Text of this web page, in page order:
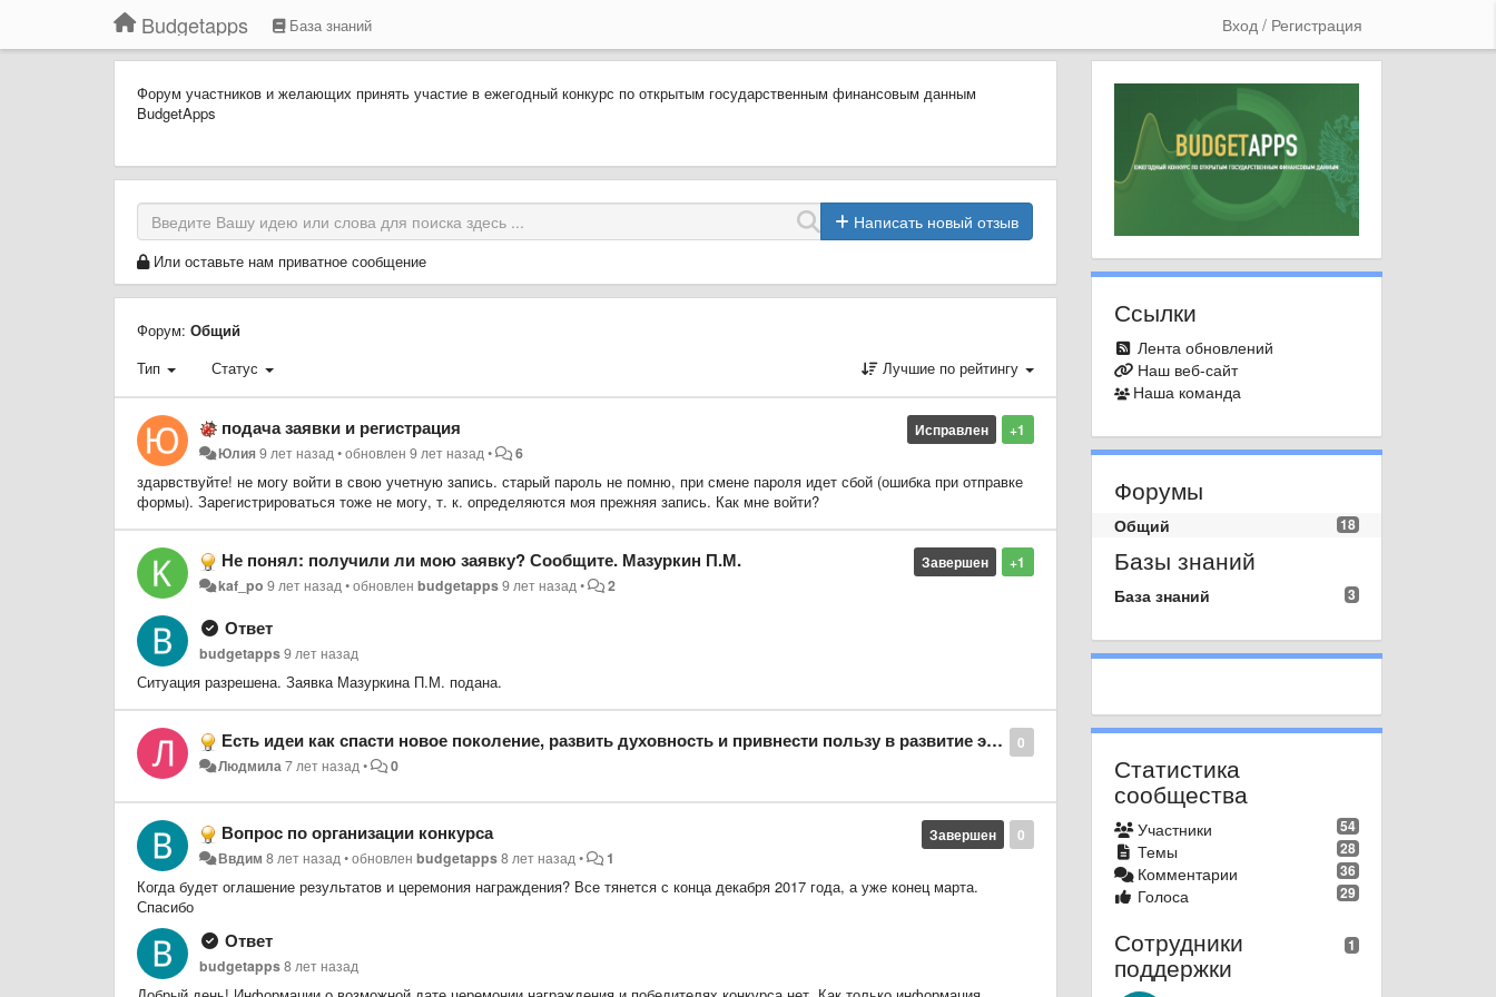
Budgetapps База знаний Вход / Регистрация
Форум участников и желающих принять участие в ежегодный конкурс по открытым государственным финансовым данным
BudgetApps
Написать новый отзыв
Или оставьте нам приватное сообщение
Форум: Общий
Тип
Статус Лучшие по рейтингу
+1
Исправлен
подача заявки и регистрация
Юлия9 лет назад•обновлен9 лет назад• 6
здарвствуйте! не могу войти в свою учетную запись. старый пароль не помню, при смене пароля идет сбой (ошибка при отправке
формы). Зарегистрироваться тоже не могу, т. к. определяются моя прежняя запись. Как мне войти?
+1
Завершен
Не понял: получили ли мою заявку? Сообщите. Мазуркин П.М.
kaf_po 9 лет назад•обновленbudgetapps9 лет назад• 2
Ответ
budgetapps9 лет назад
Ситуация разрешена. Заявка Мазуркина П.М. подана.
0
Есть идеи как спасти новое поколение, развить духовность и привнести пользу в развитие экономики страны, мы уже собрали команду, ждем одобрения @radaevamila "РусТехЭксперт"
Людмила7 лет назад• 0
0
Завершен
Вопрос по организации конкурса
Ввдим 8 лет назад•обновленbudgetapps8 лет назад• 1
Когда будет оглашение результатов и церемония награждения? Все тянется с конца декабря 2017 года, а уже конец марта.
Спасибо
Ответ
budgetapps8 лет назад
Ссылки
Лента обновлений
Наш веб-сайт
Наша команда
Форумы
18
Общий
Базы знаний
3
База знаний
Статистика
сообщества
54
Участники
28
Темы
36
Комментарии
29
Голоса
1
Сотрудники
поддержки